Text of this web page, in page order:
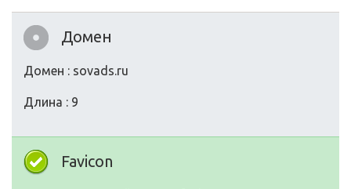
Домен
Домен : sovads.ru
Длина : 9
Favicon